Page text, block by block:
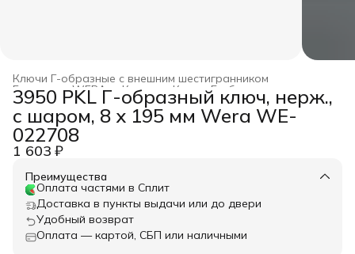
Ключи Г-образные с внешним шестигранником
Ключи Г-образные
Ключи
WERA
Главная ›
3950 PKL Г-образный ключ, нерж.,
с шаром, 8 x 195 мм Wera WE-
022708
1 603 ₽
Преимущества
Оплата частями в Сплит
Доставка в пункты выдачи или до двери
Удобный возврат
Оплата — картой, СБП или наличными